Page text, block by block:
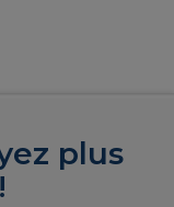
plus